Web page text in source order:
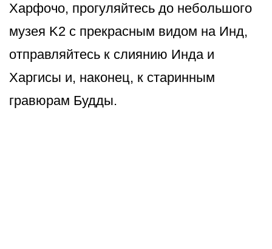
Харфочо, прогуляйтесь до небольшого
музея K2 с прекрасным видом на Инд,
отправляйтесь к слиянию Инда и
Харгисы и, наконец, к старинным
гравюрам Будды.